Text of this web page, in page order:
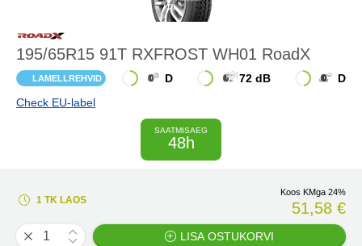
195/65R15 91T RXFROST WH01 RoadX
LAMELLREHVID D 72 dB
D
Check EU-label
SAATMISAEG
48h
1 TK LAOS
Koos KMga 24%
51,58 €
LISA OSTUKORVI